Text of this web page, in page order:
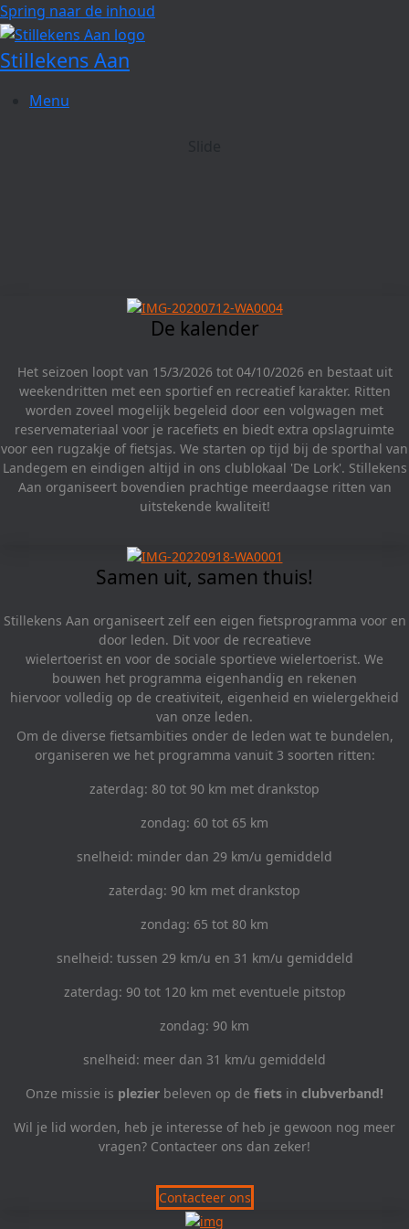
Spring naar de inhoud
Stillekens Aan
Menu
De kalender
Het seizoen loopt van 15/3/2026 tot 04/10/2026 en bestaat uit
weekendritten met een sportief en recreatief karakter. Ritten
worden zoveel mogelijk begeleid door een volgwagen met
reservemateriaal voor je racefiets en biedt extra opslagruimte
voor een rugzakje of fietsjas. We starten op tijd bij de sporthal van
Landegem en eindigen altijd in ons clublokaal 'De Lork'. Stillekens
Aan organiseert bovendien prachtige meerdaagse ritten van
uitstekende kwaliteit!
Samen uit, samen thuis!
Stillekens Aan organiseert zelf een eigen fietsprogramma voor en
door leden. Dit voor de recreatieve
wielertoerist en voor de sociale sportieve wielertoerist. We
bouwen het programma eigenhandig en rekenen
hiervoor volledig op de creativiteit, eigenheid en wielergekheid
van onze leden.
Om de diverse fietsambities onder de leden wat te bundelen,
organiseren we het programma vanuit 3 soorten ritten:
zaterdag: 80 tot 90 km met drankstop
zondag: 60 tot 65 km
snelheid: minder dan 29 km/u gemiddeld
zaterdag: 90 km met drankstop
zondag: 65 tot 80 km
snelheid: tussen 29 km/u en 31 km/u gemiddeld
zaterdag: 90 tot 120 km met eventuele pitstop
zondag: 90 km
snelheid: meer dan 31 km/u gemiddeld
Onze missie is plezier beleven op de fiets in clubverband!
Wil je lid worden, heb je interesse of heb je gewoon nog meer
vragen? Contacteer ons dan zeker!
Contacteer ons